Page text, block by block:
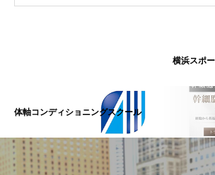
横浜スポ
体軸コンディショニングスクール